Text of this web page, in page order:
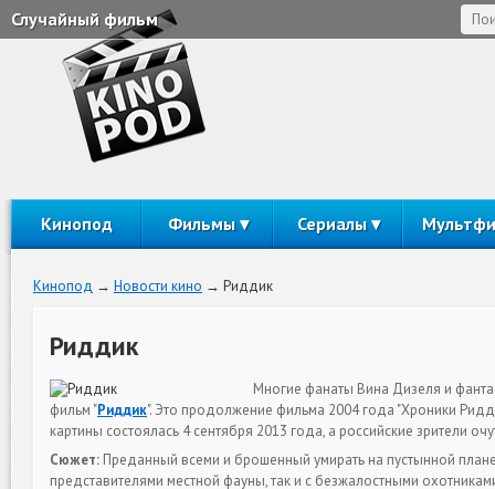
Случайный фильм
Кинопод Фильмы Сериалы
Кинопод Новости кино Риддик
Риддик
Многие фанаты Вина Дизеля и
фильм "Риддик". Это продолжение фильма 2004 года "Хроники
картины состоялась 4 сентября 2013 года, а российские зрители
Сюжет: Преданный всеми и брошенный умирать на пустынной
представителями местной фауны, так и с безжалостными